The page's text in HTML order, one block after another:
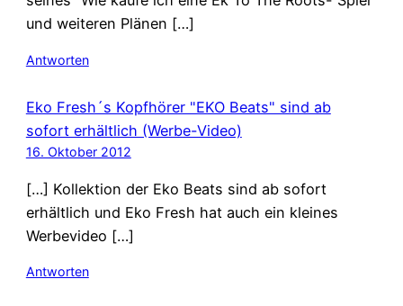
und weiteren Plänen […]
Antworten
Eko Fresh´s Kopfhörer "EKO Beats" sind ab
sofort erhältlich (Werbe-Video)
16. Oktober 2012
[…] Kollektion der Eko Beats sind ab sofort
erhältlich und Eko Fresh hat auch ein kleines
Werbevideo […]
Antworten